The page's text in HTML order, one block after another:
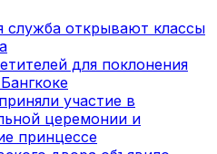
открывают классы
для поклонения
участие в
церемонии и
принцессе